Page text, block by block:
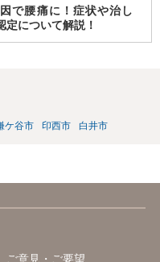
で腰痛に！症状や治し
定について解説！
ケ谷市 印西市 白井市
ご意見・ご要望